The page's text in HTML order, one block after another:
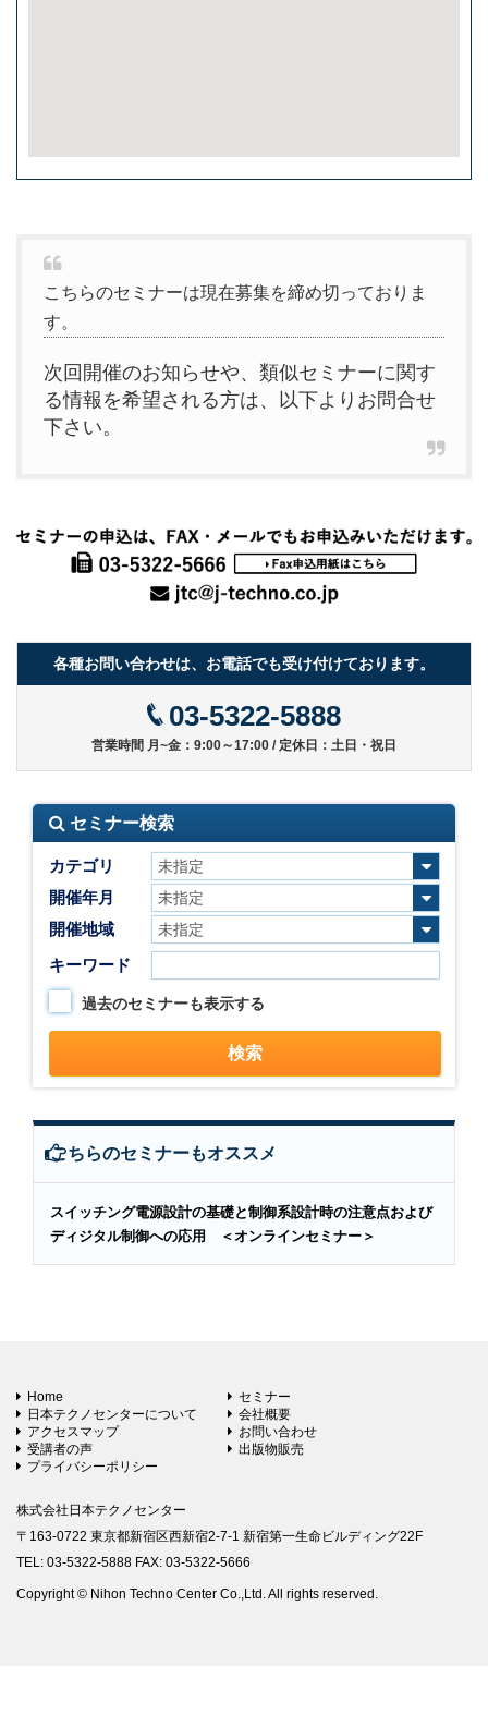
こちらのセミナーは現在募集を締め切っておりま
す。
次回開催のお知らせや、類似セミナーに関す
る情報を希望される方は、以下よりお問合せ
下さい。
各種お問い合わせは、お電話でも受け付けております。
03-5322-5888
営業時間 月~金：9:00～17:00 / 定休日：土日・祝日
セミナー検索
カテゴリ
開催年月
開催地域
キーワード
過去のセミナーも表示する
こちらのセミナーもオススメ
スイッチング電源設計の基礎と制御系設計時の注意点および
ディジタル制御への応用 ＜オンラインセミナー＞
Home
セミナー
日本テクノセンターについて
会社概要
アクセスマップ
お問い合わせ
受講者の声
出版物販売
プライバシーポリシー
株式会社日本テクノセンター
〒163-0722 東京都新宿区西新宿2-7-1 新宿第一生命ビルディング22F
TEL: 03-5322-5888 FAX: 03-5322-5666
Copyright © Nihon Techno Center Co.,Ltd. All rights reserved.